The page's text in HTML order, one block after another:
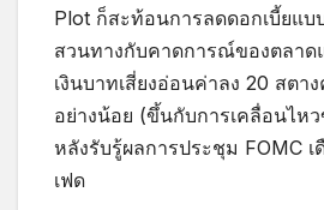
Plot ก็สะท้อนการลดดอกเบี้ยแบ
สวนทางกับคาดการณ์ของตลาด
เงินบาทเสี่ยงอ่อนค่าลง 20 สตา
อย่างน้อย (ขึ้นกับการเคลื่อนไห
หลังรับรู้ผลการประชุม FOMC
เฟด